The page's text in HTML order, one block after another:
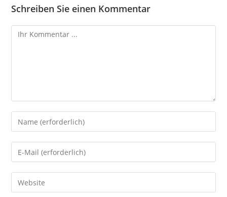
Schreiben Sie einen Kommentar